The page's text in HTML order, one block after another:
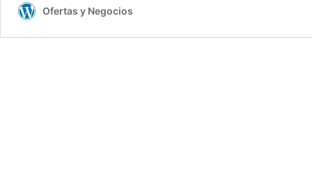
Ofertas y Negocios